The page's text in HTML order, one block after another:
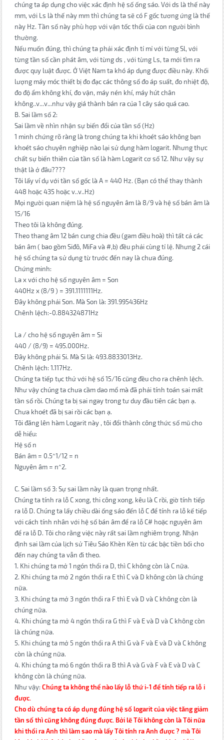
chúng ta áp dụng cho việc xác định hệ số ống sáo. Với ds là thế này
mm, với Ls là thế này mm thì chúng ta sẽ có F gốc tương ứng là thế
này Hz. Tần số này phù hợp với vận tốc thổi của con người bình
thường.
Nếu muốn đúng, thì chúng ta phải xác định tỉ mỉ với từng Sl, với
từng tần số cần phát âm, với từng ds , với từng Ls, ta mới tìm ra
được quy luật được. Ở Việt Nam ta khó áp dụng được điều này. Khối
lượng máy móc thiết bị đo đạc các thông số đo áp suất, đo nhiệt độ,
đo độ ẩm không khí, đo vận, máy nén khí, máy hút chân
không..v...v...như vậy giá thành bán ra của 1 cây sáo quá cao.
B. Sai lầm số 2:
Sai lầm về nhìn nhận sự biến đổi của tần số (Hz)
1 minh chứng rõ ràng là trong chúng ta khi khoét sáo không bạn
khoét sáo chuyên nghiệp nào lại sử dụng hàm logarit. Nhưng thực
chất sự biến thiên của tần số là hàm Logarit cơ số 12. Như vậy sự
thật là ở đâu????
Tôi lấy ví dụ với tần số gốc là A = 440 Hz. (Bạn có thể thay thành
448 hoặc 435 hoặc v..v..Hz)
Mọi người quan niệm là hệ số nguyên âm là 8/9 và hệ số bán âm là
15/16
Theo tôi là không đúng.
Theo thang âm 12 bán cung chia đều (gam điều hoà) thì tất cả các
bán âm ( bao gồm Siđô, MiFa và #,b) đều phải cùng tỉ lệ. Nhưng 2 cái
hệ số chúng ta sử dụng từ trước đến nay là chưa đúng.
Chứng minh:
La x với cho hệ số nguyên âm = Son
440Hz x (8/9 ) = 391.1111111Hz.
Đây không phải Son. Mà Son là: 391.995436Hz
Chênh lệch:-0.884324871Hz
La / cho hệ số nguyên âm = Si
440 / (8/9) = 495.000Hz.
Đây không phải Si. Mà Si là: 493.8833013Hz.
Chênh lệch: 1.117Hz.
Chúng ta tiếp tục thử với hệ số 15/16 cũng đều cho ra chênh lệch.
Như vậy chúng ta chưa cầm dao mổ mà đã phải tính toán sai mất
tần số rồi. Chúng ta bị sai ngay trong tư duy đầu tiên các bạn ạ.
Chưa khoét đã bị sai rồi các bạn ạ.
Tôi đăng lên hàm Logarit này , tôi đổi thành công thức số mũ cho
dễ hiểu:
Hệ số n
Bán âm = 0.5^1/12 = n
Nguyên âm = n^2.
C. Sai lầm số 3: Sự sai lầm này là quan trọng nhất.
Chúng ta tính ra lỗ C xong, thi công xong, kêu là C rồi, giờ tính tiếp
ra lỗ D. Chúng ta lấy chiều dài ống sáo đến lỗ C để tính ra lỗ kế tiếp
với cách tính nhân với hệ số bán âm để ra lỗ C# hoặc nguyên âm
để ra lỗ D. Tôi cho rằng việc này rất sai lầm nghiêm trọng. Nhận
định sai lầm của lịch sử Tiêu Sáo Khèn Kèn từ các bậc tiền bối cho
đến nay chúng ta vẫn đi theo.
1. Khi chúng ta mở 1 ngón thổi ra D, thì C không còn là C nữa.
2. Khi chúng ta mở 2 ngón thổi ra E thì C và D không còn là chúng
nữa.
3. Khi chúng ta mở 3 ngón thổi ra F thì E và D và C không còn là
chúng nữa.
4. Khi chúng ta mở 4 ngón thổi ra G thì F và E và D và C không còn
là chúng nữa.
5. Khi chúng ta mở 5 ngón thổi ra A thì G và F và E và D và C không
còn là chúng nữa.
4. Khi chúng ta mỏ 6 ngón thổi ra B thì A và G và F và E và D và C
không còn là chúng nữa.
Như vậy: Chúng ta không thể nào lấy lỗ thứ i-1 để tính tiếp ra lỗ i
được.
Cho dù chúng ta có áp dụng đúng hệ số logarit của việc tăng giảm
tần số thì cũng không đúng được. Bởi lẽ Tôi không còn là Tôi nữa
khi thổi ra Anh thì làm sao mà lấy Tôi tính ra Anh được ? mà Tôi